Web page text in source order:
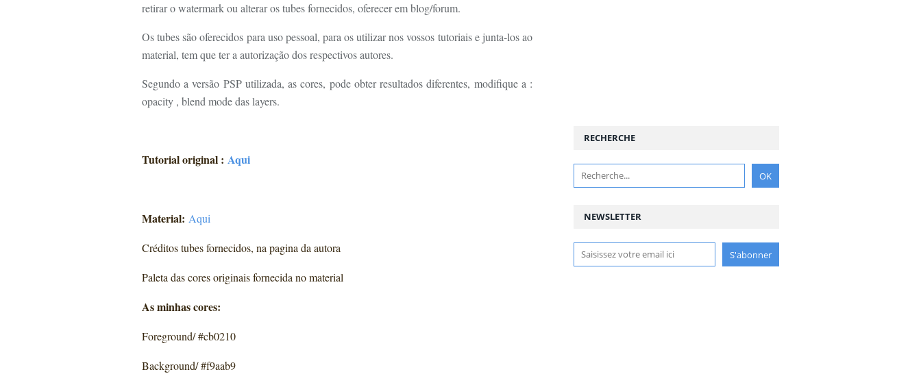
retirar o watermark ou alterar os tubes fornecidos, oferecer em blog/forum.
Os tubes são oferecidos para uso pessoal, para os utilizar nos vossos tutoriais e junta-los ao
material, tem que ter a autorização dos respectivos autores.
Segundo a versão PSP utilizada, as cores, pode obter resultados diferentes, modifique a :
opacity , blend mode das layers.
Tutorial original : Aqui
Material: Aqui
Créditos tubes fornecidos, na pagina da autora
Paleta das cores originais fornecida no material
As minhas cores:
Foreground/ #cb0210
Background/ #f9aab9
NEWSLETTER
RECHERCHE